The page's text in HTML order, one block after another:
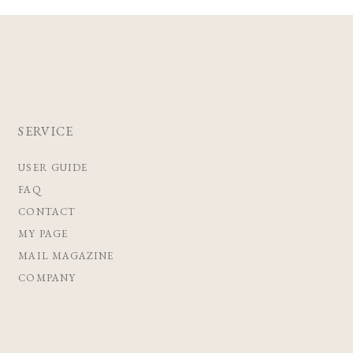
SERVICE
USER GUIDE
FAQ
CONTACT
MY PAGE
MAIL MAGAZINE
COMPANY